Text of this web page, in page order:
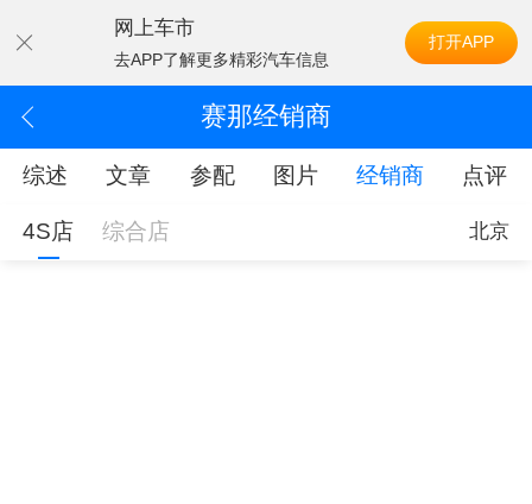
网上车市
去APP了解更多精彩汽车信息
打开APP
赛那经销商
综述 文章 参配 图片 经销商 点评
4S店 综合店 北京